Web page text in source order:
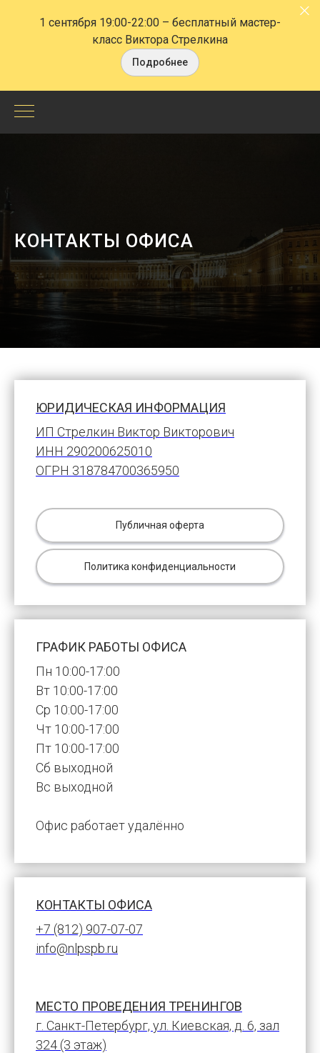
1 сентября 19:00-22:00 – бесплатный мастер-
класс Виктора Стрелкина
Подробнее
Контакты
наши
социальные
сети-
НЛП
КОНТАКТЫ ОФИСА
ЮРИДИЧЕСКАЯ ИНФОРМАЦИЯ
ИП Стрелкин Виктор Викторович
ИНН 290200625010
ОГРН 318784700365950
Публичная оферта
Политика конфиденциальности
ГРАФИК РАБОТЫ ОФИСА
Пн 10:00-17:00
Вт 10:00-17:00
Ср 10:00-17:00
Чт 10:00-17:00
Пт 10:00-17:00
Сб выходной
Вс выходной
Офис работает удалённо
КОНТАКТЫ ОФИСА
+7 (812) 907-07-07
info@nlpspb.ru
МЕСТО ПРОВЕДЕНИЯ ТРЕНИНГОВ
г. Санкт-Петербург, ул. Киевская, д. 6, зал
324 (3 этаж)